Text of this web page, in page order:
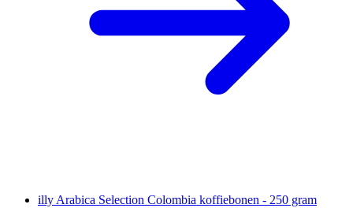
illy Arabica Selection Colombia koffiebonen - 250 gram